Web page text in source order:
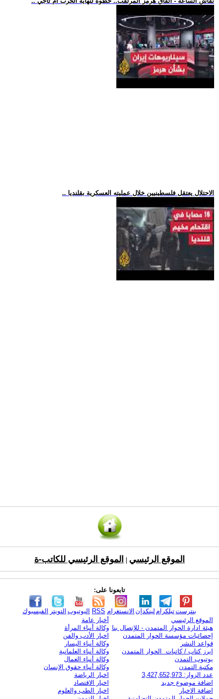
.. الاحتلال يعتقل فلسطينيين خلال عمليته العسكرية بقلنديا
الموقع الرئيسي الموقع الرئيسي للكاتب-ة
تابعونا على:
الفيسبوك التويتر اليوتيوب RSS الانستغرام لينكدإن تيلكرامبنترست
الموقع الرئيسي
هيئة ادارة الحوار المتمدن - للإتصال بنا
إحصائيات مؤسسة الحوار المتمدن
قواعد النشر
ابرز كتاب / كاتبات الحوار المتمدن
يوتيوب التمدن
مكتبة التمدن
عدد الزوار: 3,427,652,973
اضافة موضوع جديد
اضافة الاخبار
أخبار عامة
وكالة أنباء المرأة
اخبار الأدب والفن
وكالة أنباء اليسار
وكالة أنباء العلمانية
وكالة أنباء العمال
وكالة أنباء حقوق الإنسان
اخبار الرياضة
اخبار الاقتصاد
اخبار الطب والعلوم